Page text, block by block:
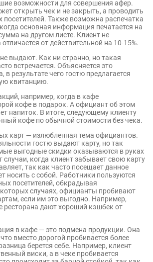
возможности для совершения афер.
открыть чек и не закрыть, а проводить
посетителей. Также возможна распечатка
основная информация печатается на
на другом листе. Клиент не
от действительной на 10-15%.
выдают. Как ни странно, но такая
встречается. Объясняется это
в результате чего гостю предлагается
квитанцию.
например, когда в кафе
кофе в подарок. А официант об этом
напиток. В итоге, следующему клиенту
кофе по обычной стоимости без чека.
карт — излюбленная тема официантов.
гостю выдают карту, но так
выгодные скидки оказываются в руках
когда клиент забывает свою карту
так как часто посещает данное
носить с собой. Работники пользуются
посетителей, обкрадывая
случаях, официанты пробивают
если им это выгодно. Например,
ресторана дают хороший кэшбек от
в кафе — это подмена продукции. Она
вместо дорогой пробивается более
берется себе. Например, клиент
виски, а в чеке пробивается